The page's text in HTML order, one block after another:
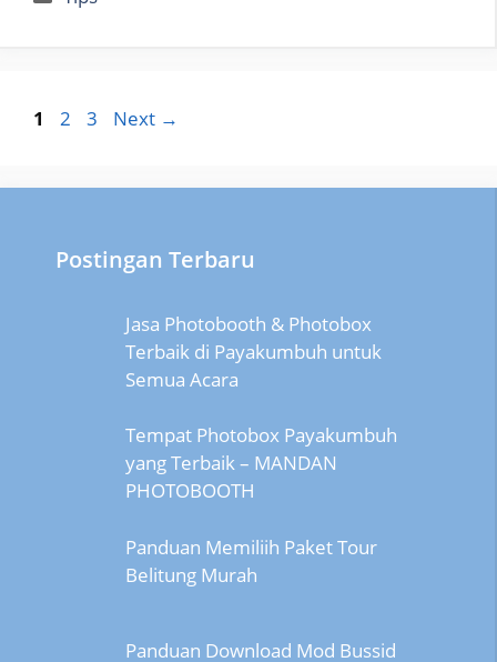
Page
1 Page
2 Page
3 Next →
Postingan Terbaru
Jasa Photobooth & Photobox
Terbaik di Payakumbuh untuk
Semua Acara
Tempat Photobox Payakumbuh
yang Terbaik – MANDAN
PHOTOBOOTH
Panduan Memiliih Paket Tour
Belitung Murah
Panduan Download Mod Bussid